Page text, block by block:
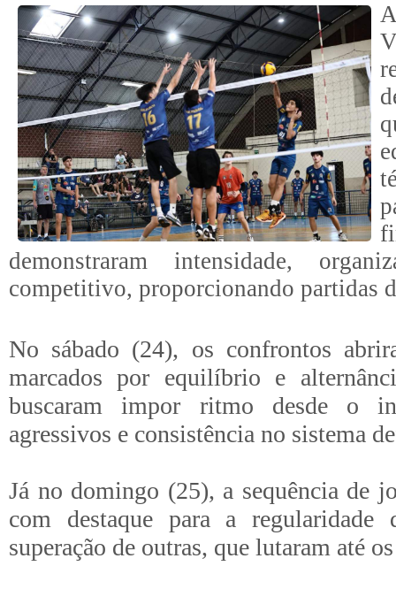
demonstraram intensidade,
competitivo, proporcionando partidas
No sábado (24), os confrontos
marcados por equilíbrio e
buscaram impor ritmo desde o
agressivos e consistência no sistema
Já no domingo (25), a sequência de
com destaque para a
superação de outras, que lutaram até